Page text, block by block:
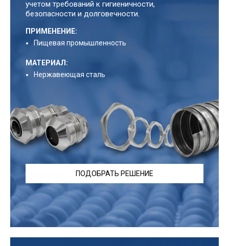
учетом требований к гигиеничности,
безопасности и долговечности.
ПРИМЕНЕНИЕ:
Пищевая промышленность
МАТЕРИАЛ:
Нержавеющая сталь
ПОДОБРАТЬ РЕШЕНИЕ